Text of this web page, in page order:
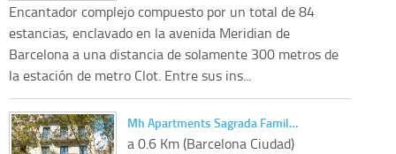
Encantador complejo compuesto por un total de 84
estancias, enclavado en la avenida Meridian de
Barcelona a una distancia de solamente 300 metros de
la estación de metro Clot. Entre sus ins...
Mh Apartments Sagrada Famil…
a 0.6 Km (Barcelona Ciudad)